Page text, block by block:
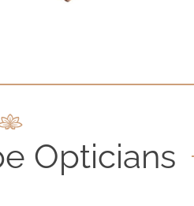
Opticians